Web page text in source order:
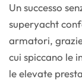
Un successo
superyacht
armatori,
cui spiccano le
le elevate